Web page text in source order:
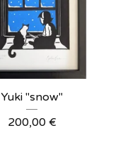
Yuki "snow"
200,00 €